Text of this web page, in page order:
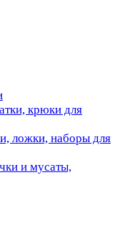
крюки для
ложки, наборы для
и мусаты,